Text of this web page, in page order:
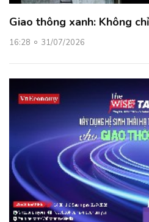
Giao thông xanh: Không
16:28 31/07/2026